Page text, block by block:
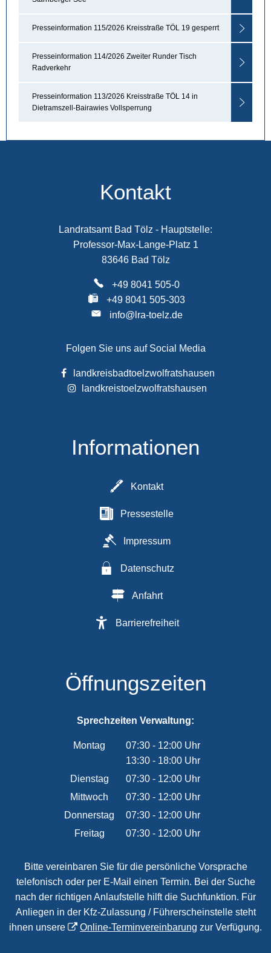
Presseinformation 115/2026 Kreisstraße TÖL 19 gesperrt
Presseinformation 114/2026 Zweiter Runder Tisch
Radverkehr
Presseinformation 113/2026 Kreisstraße TÖL 14 in
Dietramszell-Bairawies Vollsperrung
Kontakt
Landratsamt Bad Tölz - Hauptstelle:
Professor-Max-Lange-Platz 1
83646 Bad Tölz
+49 8041 505-0
+49 8041 505-303
info@lra-toelz.de
Folgen Sie uns auf Social Media
landkreisbadtoelzwolfratshausen
landkreistoelzwolfratshausen
Informationen
Kontakt
Pressestelle
Impressum
Datenschutz
Anfahrt
Barrierefreiheit
Öffnungszeiten
Sprechzeiten Verwaltung:
Montag 07:30- 12:00Uhr
Von 07:30 bis 12:00 Uhr
13:30- 18:00Uhr
Von 13:30 bis 18:00 Uhr
Dienstag 07:30- 12:00Uhr
Von 07:30 bis 12:00 Uhr
Mittwoch 07:30- 12:00Uhr
Von 07:30 bis 12:00 Uhr
Donnerstag 07:30- 12:00Uhr
Von 07:30 bis 12:00 Uhr
Freitag 07:30- 12:00Uhr
Bitte vereinbaren Sie für die persönliche Vorsprache
telefonisch oder per E-Mail einen Termin. Bei der Suche
nach der richtigen Anlaufstelle hilft die Suchfunktion. Für
Anliegen in der Kfz-Zulassung / Führerscheinstelle steht
ihnen unsere
Online-Terminvereinbarung zur Verfügung.